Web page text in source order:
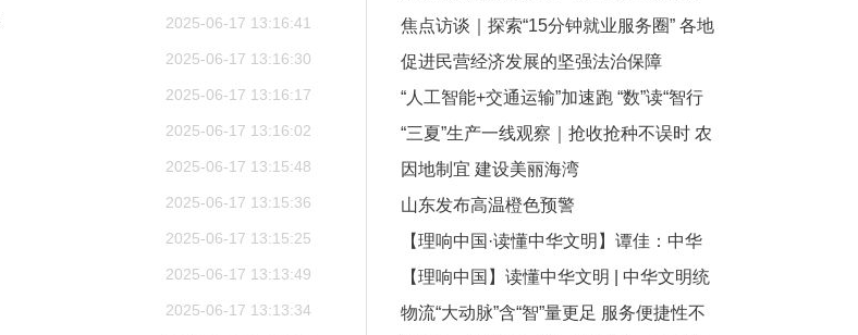
2025-06-17 13:16:41
2025-06-17 13:16:30
2025-06-17 13:16:17
2025-06-17 13:16:02
2025-06-17 13:15:48
2025-06-17 13:15:36
2025-06-17 13:15:25
2025-06-17 13:13:49
2025-06-17 13:13:34
《关于进一步保障和改善民生 着力解决
群众急难愁盼的意见》
焦点访谈｜探索“15分钟就业服务圈” 各地
交出家门口就业的亮眼答卷
促进民营经济发展的坚强法治保障
“人工智能+交通运输”加速跑 “数”读“智行
时代”赋能美好生活
“三夏”生产一线观察｜抢收抢种不误时 农
业生产高效推进
因地制宜 建设美丽海湾
山东发布高温橙色预警
【理响中国·读懂中华文明】谭佳：中华
文明的包容开放
【理响中国】读懂中华文明 | 中华文明统
一性的文化基因
物流“大动脉”含“智”量更足 服务便捷性不